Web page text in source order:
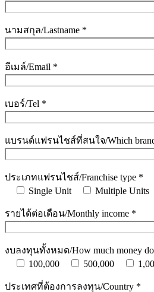
นามสกุล/Lastname *
อีเมล์/Email *
เบอร์/Tel *
แบรนด์แฟรนไชส์ที่สนใจ/Which brand
ประเภทแฟรนไชส์/Franchise type *
Single Unit
Multiple Units
รายได้ต่อเดือน/Monthly income *
งบลงทุนทั้งหมด/How much money do
100,000
500,000
ประเทศที่ต้องการลงทุน/Country *